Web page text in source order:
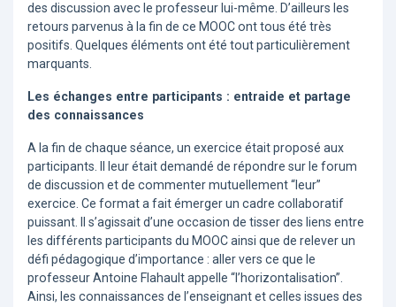
des discussion avec le professeur lui-même. D’ailleurs les
retours parvenus à la fin de ce MOOC ont tous été très
positifs. Quelques éléments ont été tout particulièrement
marquants.
Les échanges entre participants : entraide et partage
des connaissances
A la fin de chaque séance, un exercice était proposé aux
participants. Il leur était demandé de répondre sur le forum
de discussion et de commenter mutuellement “leur”
exercice. Ce format a fait émerger un cadre collaboratif
puissant. Il s’agissait d’une occasion de tisser des liens entre
les différents participants du MOOC ainsi que de relever un
défi pédagogique d’importance : aller vers ce que le
professeur Antoine Flahault appelle “l’horizontalisation”.
Ainsi, les connaissances de l’enseignant et celles issues des